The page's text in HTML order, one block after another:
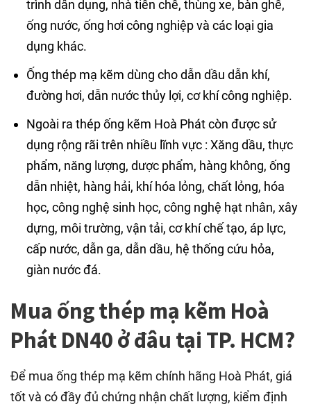
trình dân dụng, nhà tiền chế, thùng xe, bàn ghế,
ống nước, ống hơi công nghiệp và các loại gia
dụng khác.
Ống thép mạ kẽm dùng cho dẫn dầu dẫn khí,
đường hơi, dẫn nước thủy lợi, cơ khí công nghiệp.
Ngoài ra thép ống kẽm Hoà Phát còn được sử
dụng rộng rãi trên nhiều lĩnh vực : Xăng dầu, thực
phẩm, năng lượng, dược phẩm, hàng không, ống
dẫn nhiệt, hàng hải, khí hóa lỏng, chất lỏng, hóa
học, công nghệ sinh học, công nghệ hạt nhân, xây
dựng, môi trường, vận tải, cơ khí chế tạo, áp lực,
cấp nước, dẫn ga, dẫn dầu, hệ thống cứu hỏa,
giàn nước đá.
Mua ống thép mạ kẽm Hoà
Phát DN40 ở đâu tại TP. HCM?
Để mua ống thép mạ kẽm chính hãng Hoà Phát, giá
tốt và có đầy đủ chứng nhận chất lượng, kiểm định